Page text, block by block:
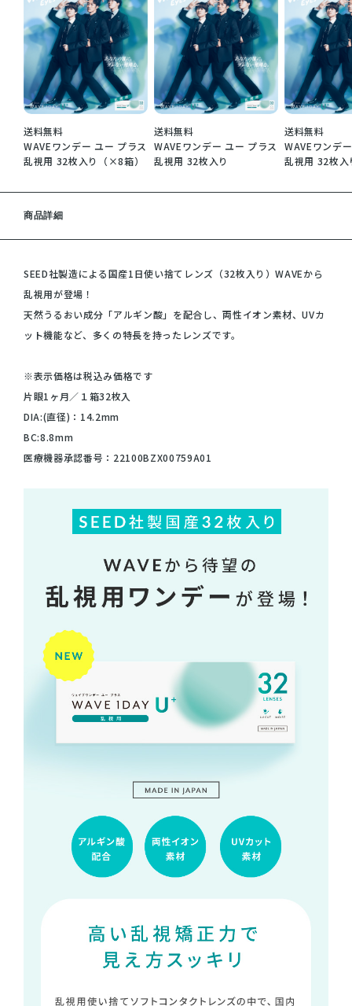
送料無料
WAVEワンデー ユー プラス
乱視用 32枚入り（×8箱）
送料無料
WAVEワンデー ユー プラス
乱視用 32枚入り
送料無料
WAVEワンデ
乱視用 32枚
商品詳細
SEED社製造による国産1日使い捨てレンズ（32枚入り）WAVEから
乱視用が登場！
天然うるおい成分「アルギン酸」を配合し、両性イオン素材、UVカ
ット機能など、多くの特長を持ったレンズです。
※表示価格は税込み価格です
片眼1ヶ月／１箱32枚入
DIA:(直径)：14.2mm
BC:8.8mm
医療機器承認番号：22100BZX00759A01